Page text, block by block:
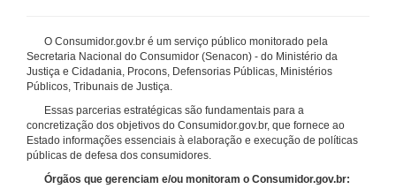
O Consumidor.gov.br é um serviço público monitorado pela
Secretaria Nacional do Consumidor (Senacon) - do Ministério da
Justiça e Cidadania, Procons, Defensorias Públicas, Ministérios
Públicos, Tribunais de Justiça.
Essas parcerias estratégicas são fundamentais para a
concretização dos objetivos do Consumidor.gov.br, que fornece ao
Estado informações essenciais à elaboração e execução de políticas
públicas de defesa dos consumidores.
Órgãos que gerenciam e/ou monitoram o Consumidor.gov.br: